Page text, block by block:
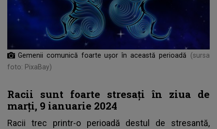
Gemenii comunică foarte ușor în această perioadă
(sursa
foto: PixaBay)
Racii sunt foarte stresați în ziua de
marți, 9 ianuarie 2024
Racii trec printr-o perioadă destul de stresantă,